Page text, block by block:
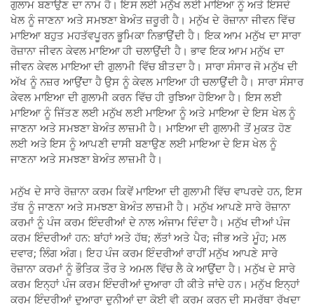
ਗੁਲਾਮ ਬਣਾਉਣ ਦਾ ਨਾਮ ਹੈ। ਇਸ ਲਈ ਮਨੁੱਖ ਲਈ ਮਾਇਆ ਨੂੰ ਅਤੇ ਇਸਦੇ
ਖੇਲ ਨੂੰ ਜਾਣਨਾ ਅਤੇ ਸਮਝਣਾ ਬੇਅੰਤ ਜ਼ਰੂਰੀ ਹੈ। ਮਨੁੱਖ ਦੇ ਰੋਜ਼ਾਨਾ ਜੀਵਨ ਵਿੱਚ
ਮਾਇਆ ਬਹੁਤ ਮਹਤੱਵਪੂਰਨ ਭੂਮਿਕਾ ਨਿਭਾਉਂਦੀ ਹੈ। ਇਕ ਆਮ ਮਨੁੱਖ ਦਾ ਸਾਰਾ
ਰੋਜ਼ਾਨਾ ਜੀਵਨ ਕੇਵਲ ਮਾਇਆ ਹੀ ਚਲਾਉਂਦੀ ਹੈ। ਭਾਵ ਇਕ ਆਮ ਮਨੁੱਖ ਦਾ
ਜੀਵਨ ਕੇਵਲ ਮਾਇਆ ਦੀ ਗੁਲਾਮੀ ਵਿੱਚ ਬੀਤਦਾ ਹੈ। ਸਾਰਾ ਸੰਸਾਰ ਜੋ ਮਨੁੱਖ ਦੀ
ਅੱਖ ਨੂੰ ਨਜ਼ਰ ਆਉਂਦਾ ਹੈ ਉਸ ਨੂੰ ਕੇਵਲ ਮਾਇਆ ਹੀ ਚਲਾਉਂਦੀ ਹੈ। ਸਾਰਾ ਸੰਸਾਰ
ਕੇਵਲ ਮਾਇਆ ਦੀ ਗੁਲਾਮੀ ਕਰਨ ਵਿੱਚ ਹੀ ਰੁਝਿਆ ਹੋਇਆ ਹੈ। ਇਸ ਲਈ
ਮਾਇਆ ਨੂੰ ਜਿੱਤਣ ਲਈ ਮਨੁੱਖ ਲਈ ਮਾਇਆ ਨੂੰ ਅਤੇ ਮਾਇਆ ਦੇ ਇਸ ਖੇਲ ਨੂੰ
ਜਾਣਨਾ ਅਤੇ ਸਮਝਣਾ ਬੇਅੰਤ ਲਾਜ਼ਮੀ ਹੈ। ਮਾਇਆ ਦੀ ਗੁਲਾਮੀ ਤੋਂ ਮੁਕਤ ਹੋਣ
ਲਈ ਅਤੇ ਇਸ ਨੂੰ ਆਪਣੀ ਦਾਸੀ ਬਣਾਉਣ ਲਈ ਮਾਇਆ ਦੇ ਇਸ ਖੇਲ ਨੂੰ
ਜਾਣਨਾ ਅਤੇ ਸਮਝਣਾ ਬੇਅੰਤ ਲਾਜ਼ਮੀ ਹੈ।
ਮਨੁੱਖ ਦੇ ਸਾਰੇ ਰੋਜ਼ਾਨਾ ਕਰਮ ਕਿਵੇਂ ਮਾਇਆ ਦੀ ਗੁਲਾਮੀ ਵਿੱਚ ਵਾਪਰਦੇ ਹਨ, ਇਸ
ਤੱਥ ਨੂੰ ਜਾਣਨਾ ਅਤੇ ਸਮਝਣਾ ਬੇਅੰਤ ਲਾਜ਼ਮੀ ਹੈ। ਮਨੁੱਖ ਆਪਣੇ ਸਾਰੇ ਰੋਜ਼ਾਨਾ
ਕਰਮਾਂ ਨੂੰ ਪੰਜ ਕਰਮ ਇੰਦਰੀਆਂ ਦੇ ਨਾਲ ਅੰਜਾਮ ਦਿੰਦਾ ਹੈ। ਮਨੁੱਖ ਦੀਆਂ ਪੰਜ
ਕਰਮ ਇੰਦਰੀਆਂ ਹਨ: ਬਾਂਹਾਂ ਅਤੇ ਹੱਥ; ਲੱਤਾਂ ਅਤੇ ਪੈਰ; ਜੀਭ ਅਤੇ ਮੂੰਹ; ਮਲ
ਦਵਾਰ; ਲਿੰਗ ਅੰਗ। ਇਹ ਪੰਜ ਕਰਮ ਇੰਦਰੀਆਂ ਰਾਹੀਂ ਮਨੁੱਖ ਆਪਣੇ ਸਾਰੇ
ਰੋਜ਼ਾਨਾ ਕਰਮਾਂ ਨੂੰ ਭੌਤਿਕ ਤੌਰ ਤੇ ਅਮਲ ਵਿੱਚ ਲੈ ਕੇ ਆਉਂਦਾ ਹੈ। ਮਨੁੱਖ ਦੇ ਸਾਰੇ
ਕਰਮ ਇਨ੍ਹਾਂ ਪੰਜ ਕਰਮ ਇੰਦਰੀਆਂ ਦੁਆਰਾ ਹੀ ਕੀਤੇ ਜਾਂਦੇ ਹਨ। ਮਨੁੱਖ ਇਨ੍ਹਾਂ
ਕਰਮ ਇੰਦਰੀਆਂ ਦੁਆਰਾ ਦੁਨੀਆਂ ਦਾ ਕੋਈ ਵੀ ਕਰਮ ਕਰਨ ਦੀ ਸਮਰੱਥਾ ਰੱਖਦਾ